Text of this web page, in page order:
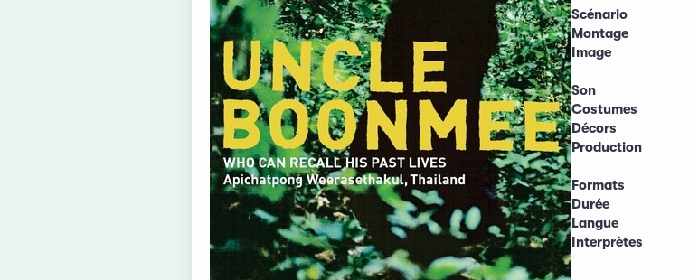
Scénario
Montage
Image
Son
Costumes
Décors
Production
Formats
Durée
Langue
Interprètes